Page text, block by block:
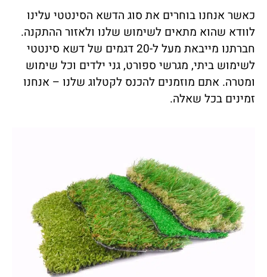
כאשר אנחנו בוחרים את סוג הדשא הסינטטי עלינו
לוודא שהוא מתאים לשימוש שלנו ולאזור ההתקנה.
חברתנו מייבאת מעל ל-20 דגמים של דשא סינטטי
לשימוש ביתי, מגרשי ספורט, גני ילדים וכל שימוש
ומטרה. אתם מוזמנים להכנס לקטלוג שלנו – אנחנו
זמינים בכל שאלה.